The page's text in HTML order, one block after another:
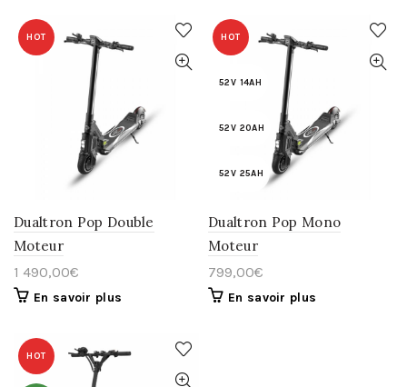
HOT
Dualtron Pop Double
Moteur
1 490,00€
En savoir plus
HOT
52V 14AH
52V 20AH
52V 25AH
Dualtron Pop Mono
Moteur
799,00€
En savoir plus
HOT